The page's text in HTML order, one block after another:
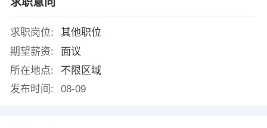
求职岗位:
其他职位
期望薪资:
面议
所在地点:
不限区域
发布时间:
08-09